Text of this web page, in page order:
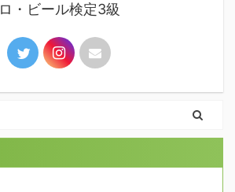
ロ・ビール検定3級